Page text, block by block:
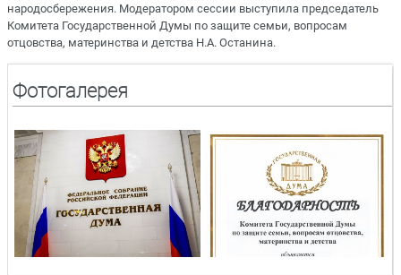
народосбережения. Модератором сессии выступила председатель
Комитета Государственной Думы по защите семьи, вопросам
отцовства, материнства и детства Н.А. Останина.
Фотогалерея